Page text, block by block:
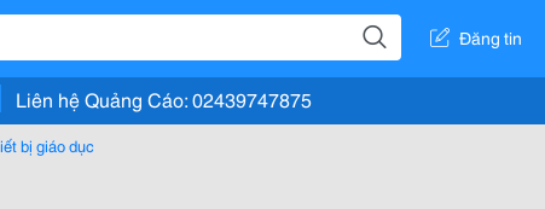
Đăng tin
Liên hệ Quảng Cáo: 02439747875
bị giáo dục